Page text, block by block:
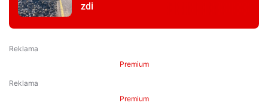
zdi
Premium
Premium